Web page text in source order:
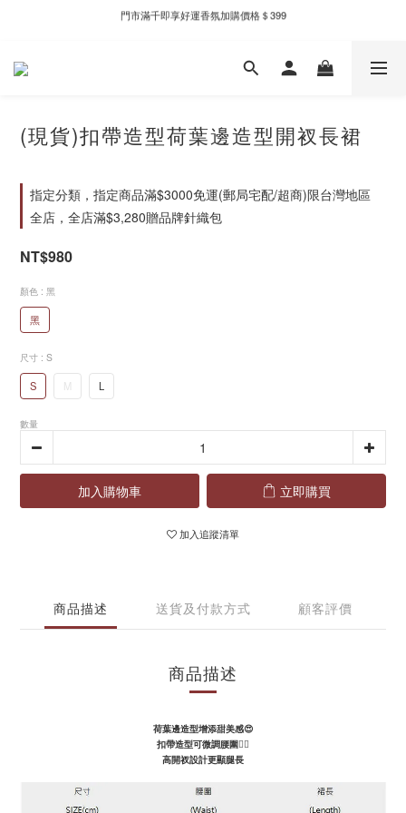
新自製款系列首批限時優惠｜單件95折，任兩件9折
門市滿千即享好運香氛加購價格＄399
(現貨)扣帶造型荷葉邊造型開衩長裙
指定分類，指定商品滿$3000免運(郵局宅配/超商)限台灣地區
全店，全店滿$3,280贈品牌針織包
NT$980
顏色 : 黑
黑
尺寸 : S
S M L
數量
加入購物車 立即購買
加入追蹤清單
商品描述 送貨及付款方式 顧客評價
商品描述
荷葉邊造型增添甜美感😍
扣帶造型可微調腰圍👌🏻
高開衩設計更顯腿長